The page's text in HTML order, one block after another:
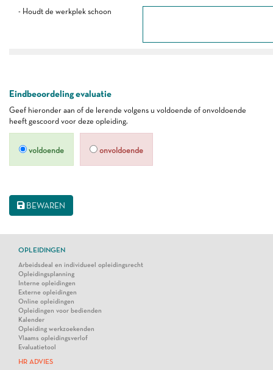
- Houdt de werkplek schoon
Eindbeoordeling evaluatie
Geef hieronder aan of de lerende volgens u voldoende of onvoldoende
heeft gescoord voor deze opleiding.
voldoende onvoldoende
BEWAREN
OPLEIDINGEN
Arbeidsdeal en individueel opleidingsrecht
Opleidingsplanning
Interne opleidingen
Externe opleidingen
Online opleidingen
Opleidingen voor bedienden
Kalender
Opleiding werkzoekenden
Vlaams opleidingsverlof
Evaluatietool
HR ADVIES